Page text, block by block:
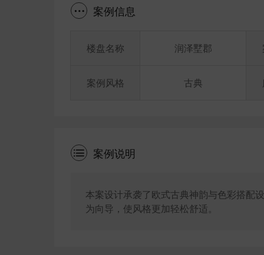
案例信息
楼盘名称
案例风格
润泽墅郡
古典
案例说明
本案设计承袭了欧式古典神韵与色彩搭配
为向导，使风格更加轻松舒适。